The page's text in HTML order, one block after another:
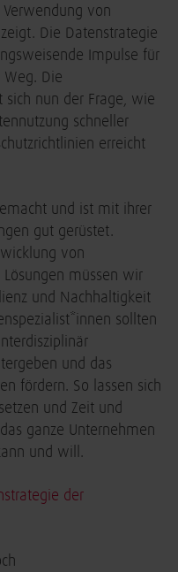
von
Die Datenstrategie
Impulse für
Die
sich nun der Frage, wie
schneller
erreicht
und ist mit ihrer
gut gerüstet.
von
müssen wir
und Nachhaltigkeit
sollten
und das
fördern. So lassen sich
und Zeit und
ganze Unternehmen
und will.
der